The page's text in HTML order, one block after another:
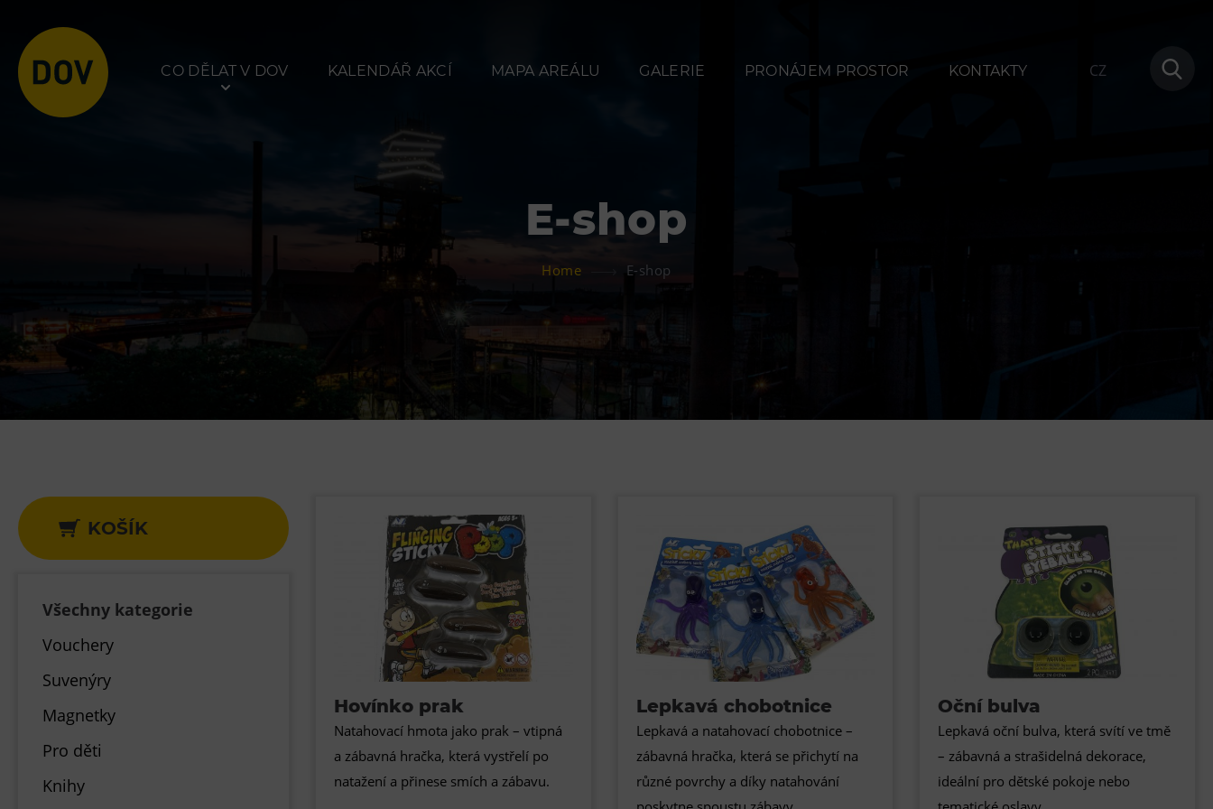
CO DĚLAT V DOV KALENDÁŘ AKCÍ MAPA AREÁLU GALERIE PRONÁJEM PROSTOR KONTAKTY CZ
E-shop
Home E-shop
Velký svět techniky
Malý svět techniky U6
Heligonka
HopJump
Lezecká stěna
FUTUREUM
Prohlídky Občerstvení
Kavárna Velký Svět
techniky
FUTURE café
Catering
KOŠÍK
Všechny kategorie
Vouchery
Suvenýry
Magnetky
Pro děti
Knihy
Hovínko prak
Natahovací hmota jako prak – vtipná
a zábavná hračka, která vystřelí po
natažení a přinese smích a zábavu.
Lepkavá chobotnice
Lepkavá a natahovací chobotnice –
zábavná hračka, která se přichytí na
různé povrchy a díky natahování
Oční bulva
Lepkavá oční bulva, která svítí ve tmě
– zábavná a strašidelná dekorace,
ideální pro dětské pokoje nebo
Stránkování příspěvků